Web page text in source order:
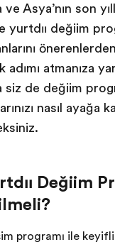
Asya’nın son
yurtdışı değişim
adımı atmanıza
de değişim
nasıl ayağa
Değişim
programı ile